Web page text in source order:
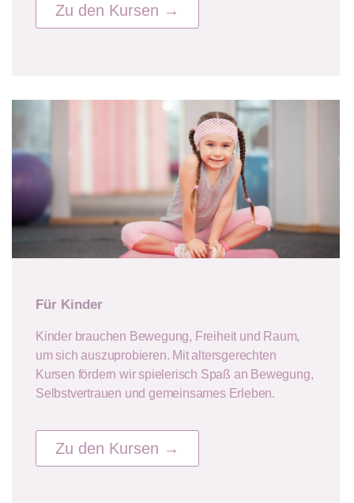
Zu den Kursen →
Für Kinder
Kinder brauchen Bewegung, Freiheit und Raum,
um sich auszuprobieren. Mit altersgerechten
Kursen fördern wir spielerisch Spaß an Bewegung,
Selbstvertrauen und gemeinsames Erleben.
Zu den Kursen →